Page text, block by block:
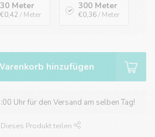
30 Meter
€0,42 / Meter
300 Meter
€0,36/ Meter
hinzufügen
Uhr für den Versand am selben Tag!
Dieses Produkt teilen